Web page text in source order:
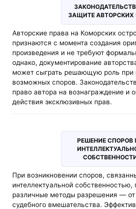
ЗАЩИТЕ АВТОРСКИХ
Авторские права на Коморских
признаются с момента создания
произведения и не требуют
однако, документирование
может сыграть решающую роль при
возможных споров.
право автора на вознаграждение и
действия эксклюзивных прав.
РЕШЕНИЕ СПОРОВ
При возникновении споров,
интеллектуальной
различные методы разрешения — от
судебного вмешательства.